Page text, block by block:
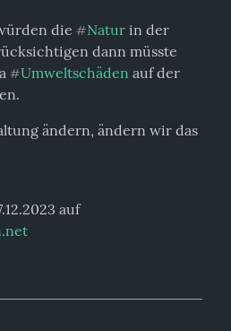
die #Natur
dann müsste
#Umweltschäden auf der
Zuerst gepostet am 17.12.2023 auf